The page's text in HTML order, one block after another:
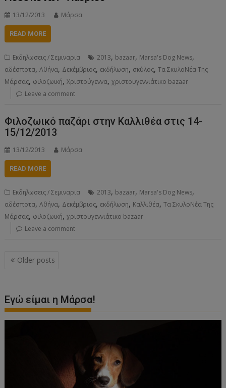
13/12/2013 Μάρσα
READ MORE
Εκδηλωσεις / Σεμιναρια 2013, bazaar, Marsa's Dog News,
αδέσποτα,Αθήνα, Δεκέμβριος, εκδήλωση, σκύλος,Τα ΣκυλοΝέα Της
Μάρσας, φιλοζωική,Χριστούγεννα,χριστουγεννιάτικο bazaar
Leave a comment
Φιλοζωικό παζάρι στην Καλλιθέα στις 14-
15/12/2013
13/12/2013 Μάρσα
READ MORE
Εκδηλωσεις / Σεμιναρια 2013, bazaar, Marsa's Dog News,
αδέσποτα,Αθήνα, Δεκέμβριος, εκδήλωση, Καλλιθέα,Τα ΣκυλοΝέα Της
Μάρσας, φιλοζωική,χριστουγεννιάτικο bazaar
Leave a comment
Posts
Older posts
Εγώ είμαι η Μάρσα!